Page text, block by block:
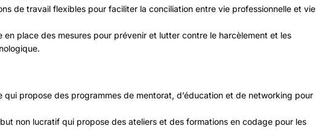
de travail flexibles pour faciliter la conciliation entre vie professionnelle et vie
en place des mesures pour prévenir et lutter contre le harcèlement et les
qui propose des programmes de mentorat, d’éducation et de networking pour
non lucratif qui propose des ateliers et des formations en codage pour les